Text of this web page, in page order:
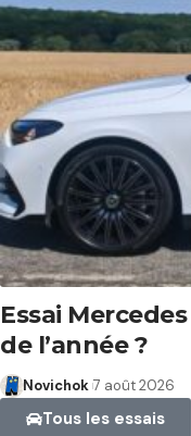
Essai
de l’année ?
Novichok 7 août 2026
Tous les essais